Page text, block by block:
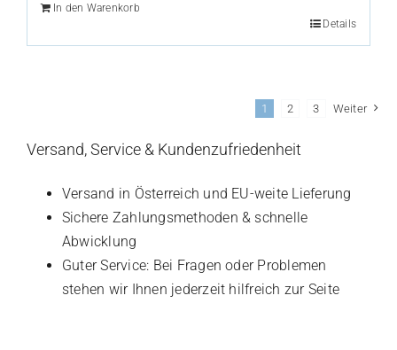
In den Warenkorb
Details
1 2 3 Weiter
Versand, Service & Kundenzufriedenheit
Versand in Österreich und EU-weite Lieferung
Sichere Zahlungsmethoden & schnelle
Abwicklung
Guter Service: Bei Fragen oder Problemen
stehen wir Ihnen jederzeit hilfreich zur Seite